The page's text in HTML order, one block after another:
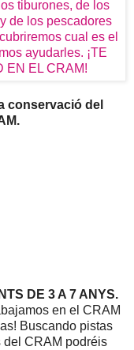
conservació del
DE 3 A 7 ANYS.
en el CRAM
Buscando pistas
del CRAM podréis